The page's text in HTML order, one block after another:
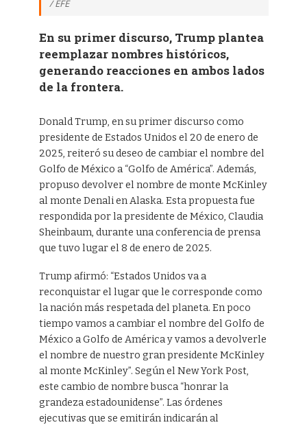
/ EFE
En su primer discurso, Trump plantea
reemplazar nombres históricos,
generando reacciones en ambos lados
de la frontera.
Donald Trump, en su primer discurso como
presidente de Estados Unidos el 20 de enero de
2025, reiteró su deseo de cambiar el nombre del
Golfo de México a “Golfo de América”. Además,
propuso devolver el nombre de monte McKinley
al monte Denali en Alaska. Esta propuesta fue
respondida por la presidente de México, Claudia
Sheinbaum, durante una conferencia de prensa
que tuvo lugar el 8 de enero de 2025.
Trump afirmó: “Estados Unidos va a
reconquistar el lugar que le corresponde como
la nación más respetada del planeta. En poco
tiempo vamos a cambiar el nombre del Golfo de
México a Golfo de América y vamos a devolverle
el nombre de nuestro gran presidente McKinley
al monte McKinley”. Según el New York Post,
este cambio de nombre busca “honrar la
grandeza estadounidense”. Las órdenes
ejecutivas que se emitirán indicarán al